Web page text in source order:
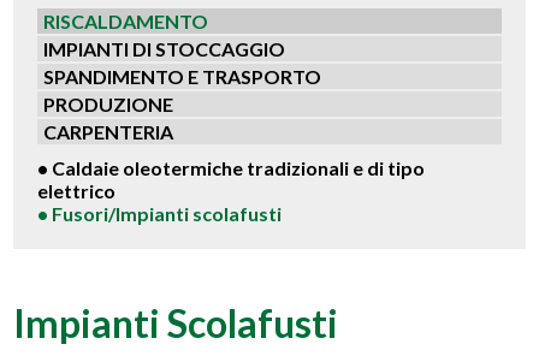
RISCALDAMENTO
IMPIANTI DI STOCCAGGIO
SPANDIMENTO E TRASPORTO
PRODUZIONE
CARPENTERIA
• Caldaie oleotermiche tradizionali e di tipo
elettrico
• Fusori/Impianti scolafusti
Impianti Scolafusti